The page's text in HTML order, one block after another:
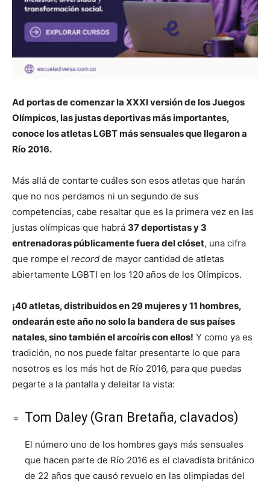
Ad portas de comenzar la XXXI versión de los Juegos
Olímpicos, las justas deportivas más importantes,
conoce los atletas LGBT más sensuales que llegaron a
Río 2016.
Más allá de contarte cuáles son esos atletas que harán
que no nos perdamos ni un segundo de sus
competencias, cabe resaltar que es la primera vez en las
justas olímpicas que habrá 37 deportistas y 3
entrenadoras públicamente fuera del clóset, una cifra
que rompe el record de mayor cantidad de atletas
abiertamente LGBTI en los 120 años de los Olímpicos.
¡40 atletas, distribuidos en 29 mujeres y 11 hombres,
ondearán este año no solo la bandera de sus países
natales, sino también el arcoíris con ellos! Y como ya es
tradición, no nos puede faltar presentarte lo que para
nosotros es los más hot de Río 2016, para que puedas
pegarte a la pantalla y deleitar la vista:
Tom Daley (Gran Bretaña, clavados)
El número uno de los hombres gays más sensuales
que hacen parte de Río 2016 es el clavadista británico
de 22 años que causó revuelo en las olimpiadas del